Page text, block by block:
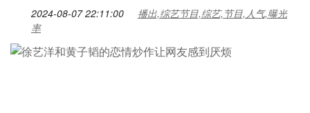
2024-08-07 22:11:00
播出,综艺节目,综艺,节目,人气,曝光
率